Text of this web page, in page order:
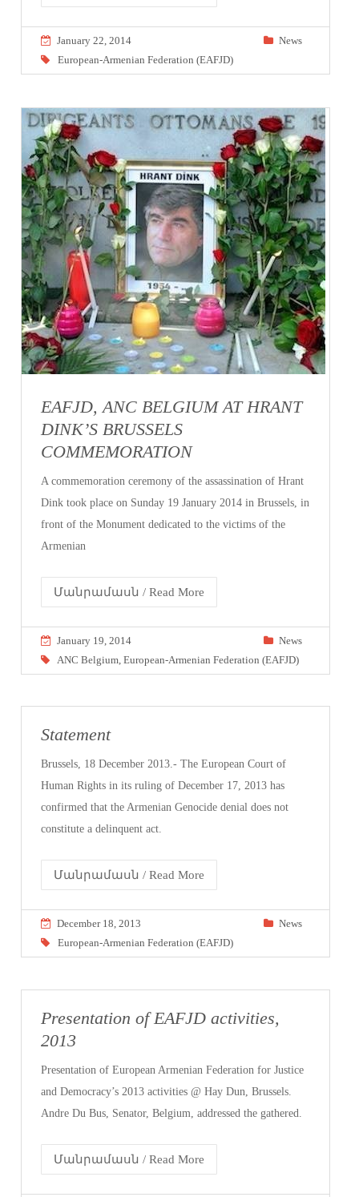
January 22, 2014
News
European-Armenian Federation (EAFJD)
EAFJD, ANC BELGIUM AT HRANT
DINK’S BRUSSELS
COMMEMORATION
A commemoration ceremony of the assassination of Hrant
Dink took place on Sunday 19 January 2014 in Brussels, in
front of the Monument dedicated to the victims of the
Armenian
Մանրամասն / Read More
January 19, 2014
News
ANC Belgium ,European-Armenian Federation (EAFJD)
Statement
Brussels, 18 December 2013.- The European Court of
Human Rights in its ruling of December 17, 2013 has
confirmed that the Armenian Genocide denial does not
constitute a delinquent act.
Մանրամասն / Read More
December 18, 2013
News
European-Armenian Federation (EAFJD)
Presentation of EAFJD activities,
2013
Presentation of European Armenian Federation for Justice
and Democracy’s 2013 activities @ Hay Dun, Brussels.
Andre Du Bus, Senator, Belgium, addressed the gathered.
Մանրամասն / Read More